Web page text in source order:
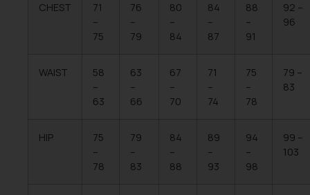
CHEST
71
–
75
76
–
79
80
–
84
84
–
87
88
–
91
92 –
96
WAIST
58
–
63
63
–
66
67
–
70
71
–
74
75
–
78
79 –
83
HIP
75
–
78
79
–
83
84
–
88
89
–
93
94
–
98
99 –
103